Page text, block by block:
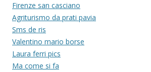
Firenze san casciano
Agriturismo da prati pavia
Sms de ris
Valentino mario borse
Laura ferri pics
Ma come si fa